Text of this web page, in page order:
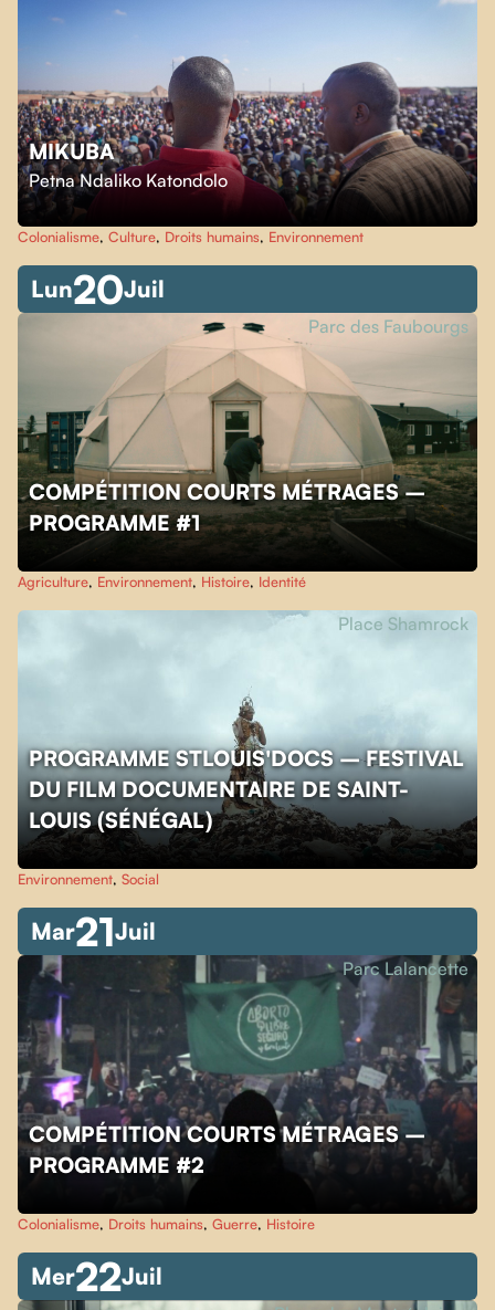
MIKUBA
Petna Ndaliko Katondolo
Colonialisme, Culture, Droits humains, Environnement
Lun20Juil
COMPÉTITION COURTS MÉTRAGES –
PROGRAMME #1
Parc des Faubourgs
Agriculture, Environnement, Histoire, Identité
PROGRAMME STLOUIS'DOCS – FESTIVAL
DU FILM DOCUMENTAIRE DE SAINT-
LOUIS (SÉNÉGAL)
Place Shamrock
Environnement, Social
Mar21Juil
COMPÉTITION COURTS MÉTRAGES –
PROGRAMME #2
Parc Lalancette
Colonialisme, Droits humains, Guerre, Histoire
Mer22Juil